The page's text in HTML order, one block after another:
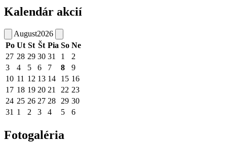
Kalendár akcií
August2026
Po Ut St Št Pia So Ne
27 28 29 30 31 1
2
3
4 5 6 7 8
9
10 11 12 13 14 15 16
17 18 19 20 21 22 23
24 25 26 27 28 29 30
31 1 2 3 4 5 6
Fotogaléria